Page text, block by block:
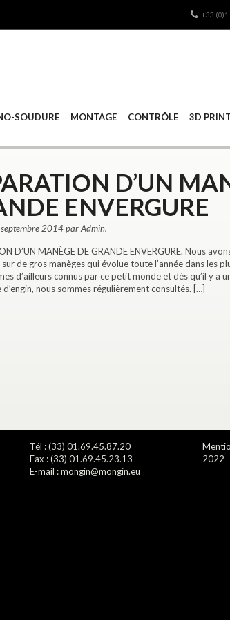
+33
SOUDURE MONTAGE CONTRÔLE 3D PRINT
D’UN
ENVERGURE
2014 par Admin.
D’UN MANÈGE DE GRANDE ENVERGURE. Nous
de gros manèges qui évolue toute l’année dans les
d’ailleurs connus par ce petit monde et dès qu’il y a
d’engin, nous sommes régulièrement consultés. […]
Tél : (33) 01.69.45.87.20
Fax : (33) 01.69.45.23.13
E-mail : mongin@mongin.eu
2022